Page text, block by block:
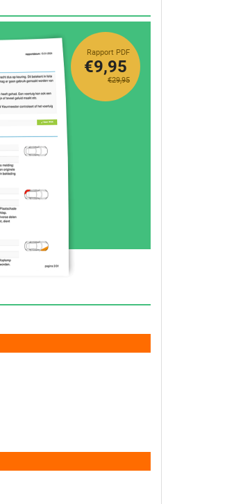
Rapport PDF
€29,95
€9,95